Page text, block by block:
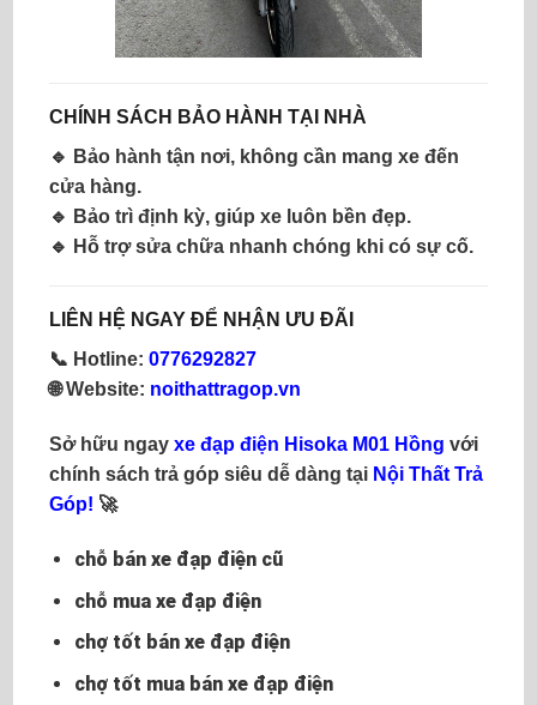
CHÍNH SÁCH BẢO HÀNH TẠI NHÀ
🔹 Bảo hành tận nơi, không cần mang xe đến
cửa hàng.
🔹 Bảo trì định kỳ, giúp xe luôn bền đẹp.
🔹 Hỗ trợ sửa chữa nhanh chóng khi có sự cố.
LIÊN HỆ NGAY ĐỂ NHẬN ƯU ĐÃI
📞 Hotline: 0776292827
🌐Website: noithattragop.vn
Sở hữu ngay xe đạp điện Hisoka M01 Hồng với
chính sách trả góp siêu dễ dàng tại Nội Thất Trả
Góp! 🚀
chỗ bán xe đạp điện cũ
chỗ mua xe đạp điện
chợ tốt bán xe đạp điện
chợ tốt mua bán xe đạp điện